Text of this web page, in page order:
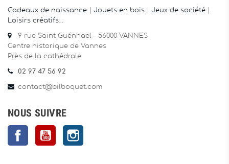
Cadeaux de naissance Jouets en bois Jeux de société
Loisirs créatifs
9 rue Saint Guénhaël - 56000 VANNES
Centre historique de Vannes
Près de la cathédrale
02 97 47 56 92
contact@bilboquet.com
NOUS SUIVRE
FacebookYouTube